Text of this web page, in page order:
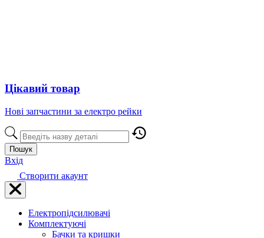
Цікавий товар
Нові запчастини за електро рейки
Пошук
Вхід
Створити акаунт
Електропідсилювачі
Комплектуючі
Бачки та кришки